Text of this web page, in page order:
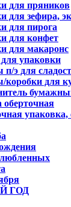
для пряников
для зефира,
для пирога
для конфет
для макаронс
упаковки
п/э для
коробки для
оберточная
упаковка,
ГОД